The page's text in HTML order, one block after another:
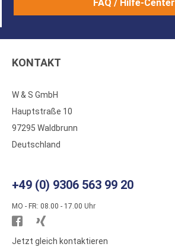
FAQ / Hilfe-Center
KONTAKT
W & S GmbH
Hauptstraße 10
97295 Waldbrunn
Deutschland
+49 (0) 9306 563 99 20
MO - FR: 08.00 - 17.00 Uhr
Besuchen
Sie
Sie
Jetzt gleich kontaktieren